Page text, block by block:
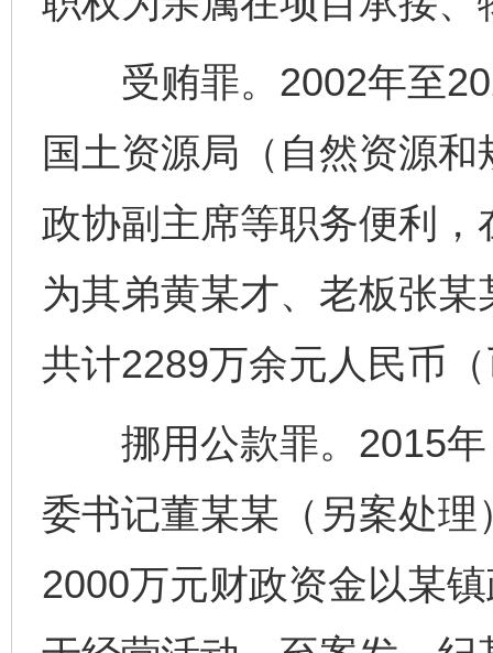
受贿罪。2002年至
国土资源局（自然资源
政协副主席等职务便利
为其弟黄某才、老板张
共计2289万余元人民币
挪用公款罪。2015年
委书记董某某（另案处
2000万元财政资金以某